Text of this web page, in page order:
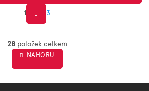
v
l
á
d
t
r
á
n
1 3
28 položek celkem
NAHORU